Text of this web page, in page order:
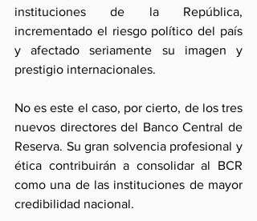
instituciones de la República,
incrementado el riesgo político del país
y afectado seriamente su imagen y
prestigio internacionales.
No es este el caso, por cierto, de los tres
nuevos directores del Banco Central de
Reserva. Su gran solvencia profesional y
ética contribuirán a consolidar al BCR
como una de las instituciones de mayor
credibilidad nacional.